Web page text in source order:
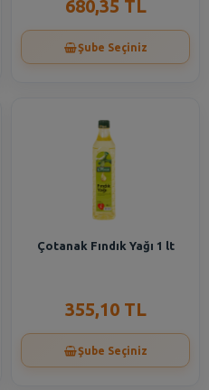
680,35 TL
Şube Seçiniz
Çotanak Fındık Yağı 1 lt
355,10 TL
Şube Seçiniz